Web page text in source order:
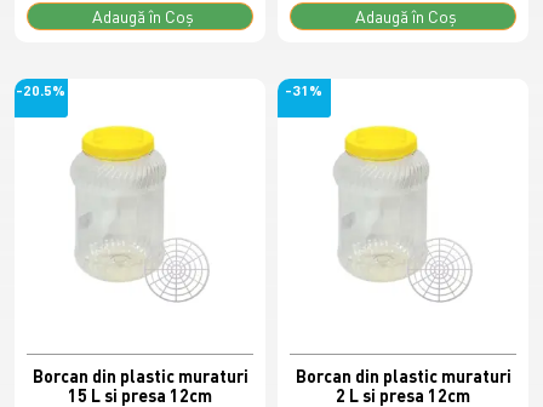
Adaugă în Coş Adaugă în Coş
-20.5%
Borcan din plastic muraturi
15 L si presa 12cm
-31%
Borcan din plastic muraturi
2 L si presa 12cm